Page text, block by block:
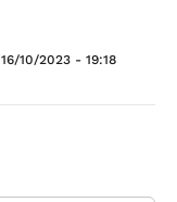
16/10/2023 - 19:18